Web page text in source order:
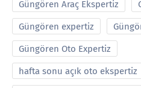
Güngören Araç Ekspertiz
Güngören expertiz
Güngören Oto Expertiz
hafta sonu açık oto ekspertiz